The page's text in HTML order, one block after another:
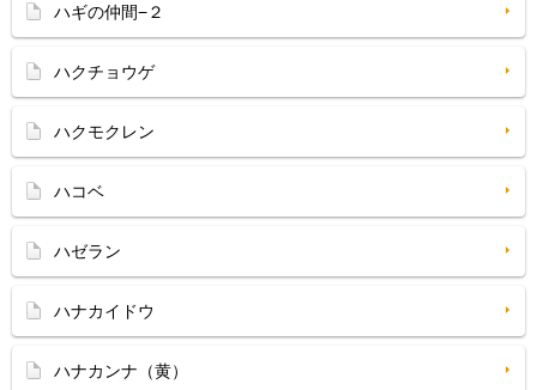
ハギの仲間−２
ハクチョウゲ
ハクモクレン
ハコベ
ハゼラン
ハナカイドウ
ハナカンナ（黄）